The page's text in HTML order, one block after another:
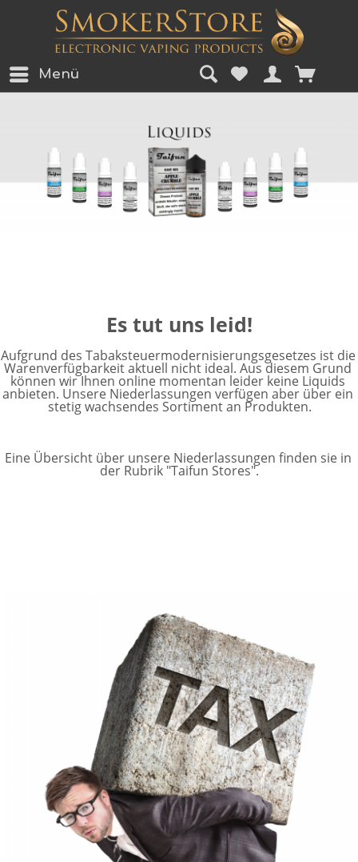
Menü
Es tut uns leid!
Aufgrund des Tabaksteuermodernisierungsgesetzes ist die
Warenverfügbarkeit aktuell nicht ideal. Aus diesem Grund
können wir Ihnen online momentan leider keine Liquids
anbieten. Unsere Niederlassungen verfügen aber über ein
stetig wachsendes Sortiment an Produkten.
Eine Übersicht über unsere Niederlassungen finden sie in
der Rubrik "Taifun Stores".